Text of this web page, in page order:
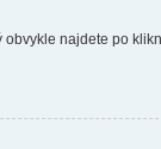
obvykle najdete po